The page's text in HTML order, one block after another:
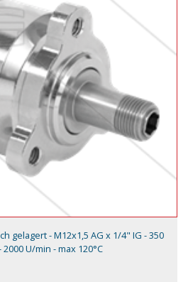
gelagert - M12x1,5 AG x 1/4" IG - 350
2000 U/min - max 120°C